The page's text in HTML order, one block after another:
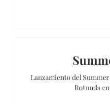
Lanzamiento del
Rotunda